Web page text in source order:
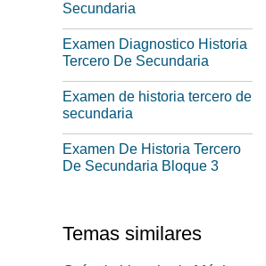
Secundaria
Examen Diagnostico Historia
Tercero De Secundaria
Examen de historia tercero de
secundaria
Examen De Historia Tercero
De Secundaria Bloque 3
Temas similares